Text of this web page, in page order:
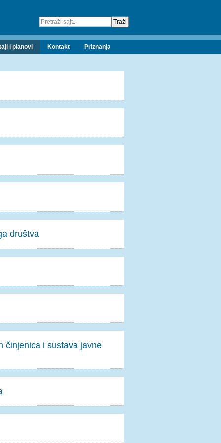
i planovi Kontakt Priznanja
društva
činjenica i sustava javne